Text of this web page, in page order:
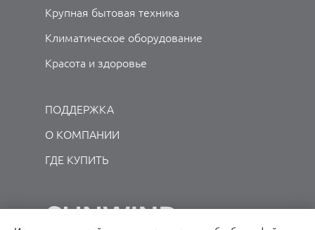
Крупная бытовая техника
Климатическое оборудование
Красота и здоровье
ПОДДЕРЖКА
О КОМПАНИИ
ГДЕ КУПИТЬ